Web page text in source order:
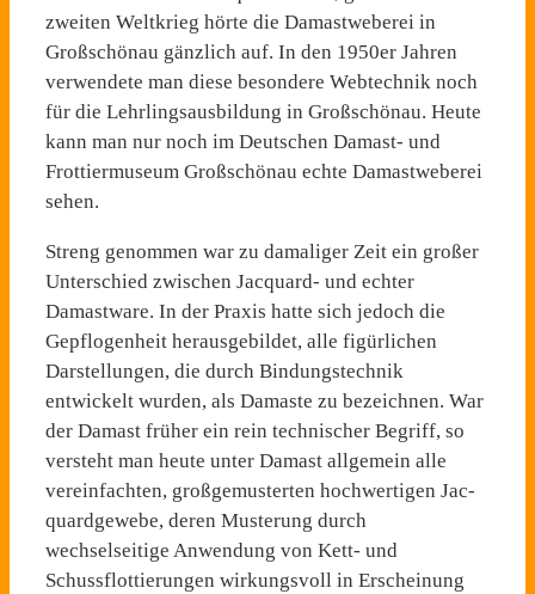
zweiten Weltkrieg hörte die Damastweberei in
Großschönau gänzlich auf. In den 1950er Jahren
verwendete man diese besondere Webtechnik noch
für die Lehrlingsausbildung in Großschönau. Heute
kann man nur noch im Deutschen Damast- und
Frottiermuseum Großschönau echte Damastweberei
sehen.
Streng genommen war zu dama­liger Zeit ein großer
Unterschied zwischen Jacquard- und echter
Damastware. In der Praxis hatte sich jedoch die
Gepflogenheit herausgebildet, alle figürlichen
Darstellungen, die durch Bin­dungstechnik
entwickelt wur­den, als Damaste zu bezeichnen. War
der Damast früher ein rein technischer Begriff, so
versteht man heute unter Damast allge­mein alle
vereinfachten, großge­musterten hochwertigen Jac­
quardgewebe, deren Musterung durch
wechselseitige Anwen­dung von Kett- und
Schussflot­tierungen wirkungsvoll in Er­scheinung